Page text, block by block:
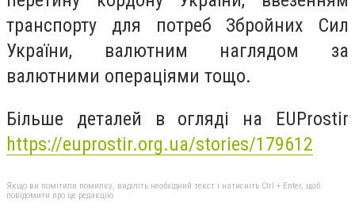
транспорту для потреб Збройних Сил
України, валютним наглядом за
валютними операціями тощо.
Більше деталей в огляді на EUProstir
https://euprostir.org.ua/stories/179612
Якщо ви помітили помилку, виділіть необхідний текст і натисніть Ctrl + Enter, щоб
повідомити про це редакцію